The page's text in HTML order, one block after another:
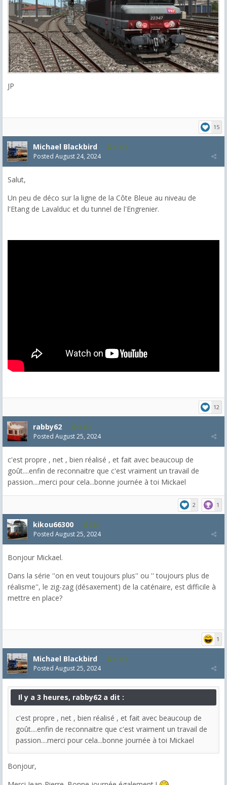
JP
15
Michael Blackbird 5,718
Posted August 24, 2024
Salut,
Un peu de déco sur la ligne de la Côte Bleue au niveau de
l'Etang de Lavalduc et du tunnel de l'Engrenier.
12
rabby62 8,454
Posted August 25, 2024
c'est propre , net , bien réalisé , et fait avec beaucoup de
goût....enfin de reconnaitre que c'est vraiment un travail de
passion....merci pour cela...bonne journée à toi Mickael
2 1
kikou66300 538
Posted August 25, 2024
Bonjour Mickael.
Dans la série ''on en veut toujours plus'' ou '' toujours plus de
réalisme'', le zig-zag (désaxement) de la caténaire, est difficile à
mettre en place?
1
Michael Blackbird 5,718
Posted August 25, 2024
Il y a 3 heures, rabby62 a dit :
c'est propre , net , bien réalisé , et fait avec beaucoup de
goût....enfin de reconnaitre que c'est vraiment un travail de
passion....merci pour cela...bonne journée à toi Mickael
Bonjour,